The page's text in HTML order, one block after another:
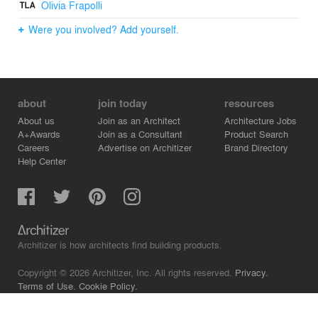
Olivia Frapolli
Were you involved? Add yourself.
about
About us
A+Awards
Careers
Help Center
join today
Join as an Architect
Join as a Consultant
Advertise on Architizer
resources
Architecture Jobs
Product Search
Brand Directory
Architizer is how architects find building products.
Copyright © 2026 Architizer, Inc. All rights reserved. Privacy.
Terms of Use. Cookie Policy.